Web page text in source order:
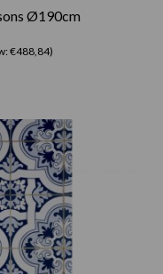
Ø190cm
€488,84)